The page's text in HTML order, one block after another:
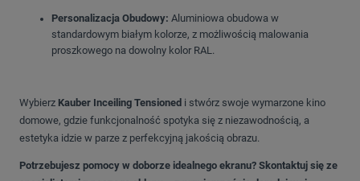
Personalizacja Obudowy: Aluminiowa obudowa w
standardowym białym kolorze, z możliwością malowania
proszkowego na dowolny kolor RAL.
Wybierz Kauber Inceiling Tensioned i stwórz swoje wymarzone kino
domowe, gdzie funkcjonalność spotyka się z niezawodnością, a
estetyka idzie w parze z perfekcyjną jakością obrazu.
Potrzebujesz pomocy w doborze idealnego ekranu? Skontaktuj się ze